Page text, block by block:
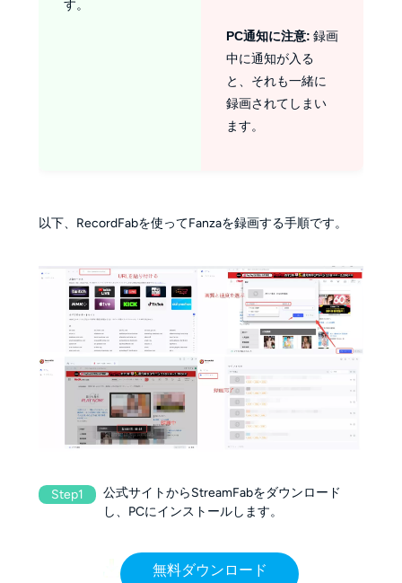
す。
PC通知に注意: 録画
中に通知が入る
と、それも一緒に
録画されてしまい
ます。
以下、RecordFabを使ってFanzaを録画する手順です。
Step1
公式サイトからStreamFabをダウンロード
し、PCにインストールします。
無料ダウンロード